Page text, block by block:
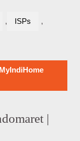
, ISPs ,
|